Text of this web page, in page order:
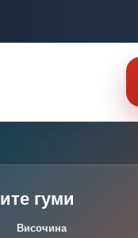
гуми
Височина